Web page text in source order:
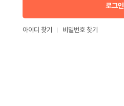
로그인
아이디 찾기 비밀번호 찾기